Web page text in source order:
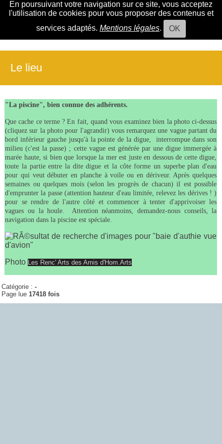
En poursuivant votre navigation sur ce site, vous acceptez
l'utilisation de cookies pour vous proposer des contenus et
services adaptés. Mentions légales. OK
Le lieu
"La piscine", bien connue des adhérents.
Que cache ce terme ? En fait, quand vous examinez bien la photo ci-dessus
(cliquez sur la photo pour l'agrandir) vous remarquez une vague partant du
bord inférieur gauche jusqu'à la pointe de la digue, interrompue dans son
milieu (c'est la passe) ; cette vague est générée par une digue immergée à
marée haute, si bien que lorsque la mer est juste en dessous de cette digue,
toute la partie entre la dite digue et la côte forme un superbe plan d'eau
pour qui veut débuter en planche à voile ou en dériveur. Après quelques
semaines ou quelques mois (selon les progrès de chacun) il est possible
d'emprunter la passe (attention hauteur d'eau limitée, relevez les dérives ! )
pour se rendre de l'autre côté et commencer à tenter d'apprivoiser les
vagues ou la houle. Attention néanmoins, demandez-nous conseils, la
navigation dans la piscine est spéciale.
Photo Les Renc' Arts des Amis d'Hom.Arts
Catégorie :-
Page lue17418 fois